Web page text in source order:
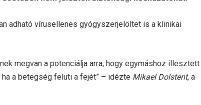
adható vírusellenes gyógyszerjelöltet is a klinikai
megvan a potenciálja arra, hogy egymáshoz illesztett
a betegség felüti a fejét” – idézte Mikael Dolstent, a